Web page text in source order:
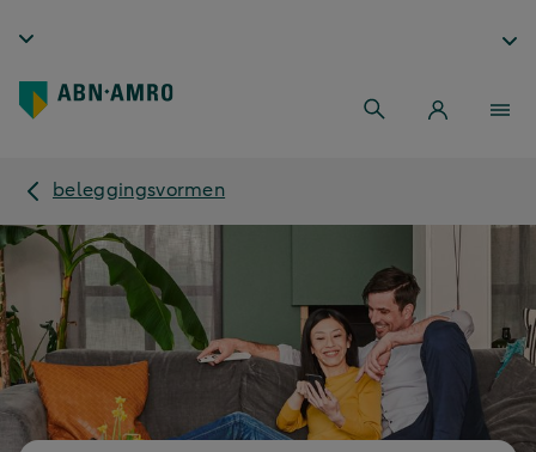
beleggingsvormen